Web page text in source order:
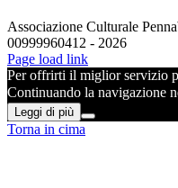
Associazione Culturale
00999960412 - 2026
Page load link
Per offrirti il miglior servizio
Continuando la navigazione
Leggi di più
Torna in cima